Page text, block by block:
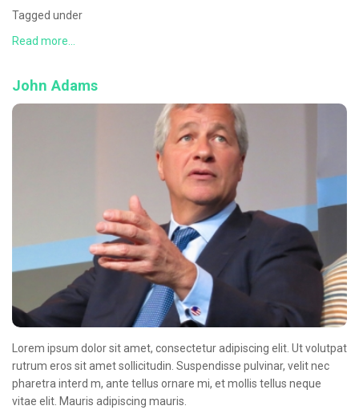
Tagged under
Read more...
John Adams
Lorem ipsum dolor sit amet, consectetur adipiscing elit. Ut volutpat
rutrum eros sit amet sollicitudin. Suspendisse pulvinar, velit nec
pharetra interd m, ante tellus ornare mi, et mollis tellus neque
vitae elit. Mauris adipiscing mauris.